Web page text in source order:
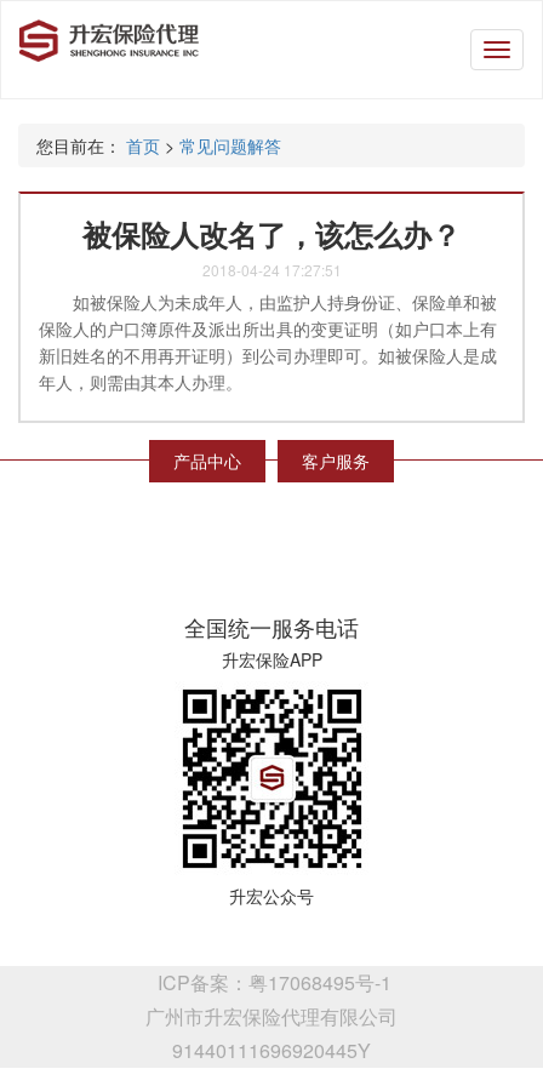
升
宏
您目前在： 首页 > 常见问题解答
被保险人改名了，该怎么办？
2018-04-24 17:27:51
如被保险人为未成年人，由监护人持身份证、保险单和被
保险人的户口簿原件及派出所出具的变更证明（如户口本上有
新旧姓名的不用再开证明）到公司办理即可。如被保险人是成
年人，则需由其本人办理。
产品中心 客户服务
全国统一服务电话
升宏保险APP
升宏公众号
ICP备案：粤17068495号-1
广州市升宏保险代理有限公司
91440111696920445Y